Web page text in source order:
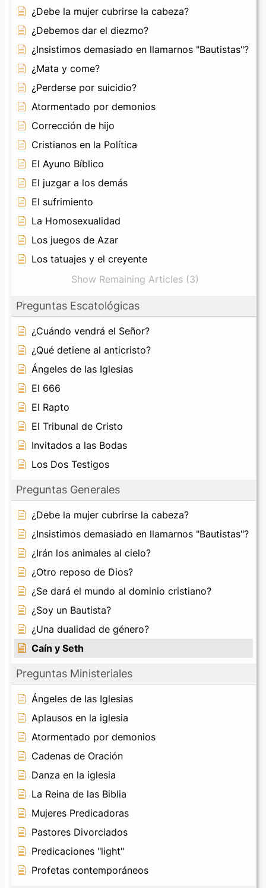
¿Debe la mujer cubrirse la cabeza?
¿Debemos dar el diezmo?
¿Insistimos demasiado en llamarnos "Bautistas"?
¿Mata y come?
¿Perderse por suicidio?
Atormentado por demonios
Corrección de hijo
Cristianos en la Política
El Ayuno Bíblico
El juzgar a los demás
El sufrimiento
La Homosexualidad
Los juegos de Azar
Los tatuajes y el creyente
Show Remaining Articles (3)
Preguntas Escatológicas
¿Cuándo vendrá el Señor?
¿Qué detiene al anticristo?
Ángeles de las Iglesias
El 666
El Rapto
El Tribunal de Cristo
Invitados a las Bodas
Los Dos Testigos
Preguntas Generales
¿Debe la mujer cubrirse la cabeza?
¿Insistimos demasiado en llamarnos "Bautistas"?
¿Irán los animales al cielo?
¿Otro reposo de Dios?
¿Se dará el mundo al dominio cristiano?
¿Soy un Bautista?
¿Una dualidad de género?
Caín y Seth
Preguntas Ministeriales
Ángeles de las Iglesias
Aplausos en la iglesia
Atormentado por demonios
Cadenas de Oración
Danza en la iglesia
La Reina de las Biblia
Mujeres Predicadoras
Pastores Divorciados
Predicaciones "light"
Profetas contemporáneos